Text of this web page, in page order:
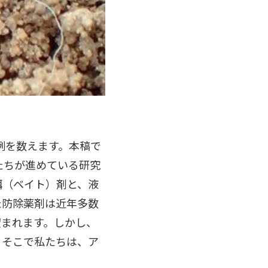
数えます。本稿で
が進めている研究
ベイト）剤と、液
除薬剤は近年多数
れます。しかし、
こで私たちは、ア